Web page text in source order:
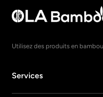
Utilisez des produits en
Services